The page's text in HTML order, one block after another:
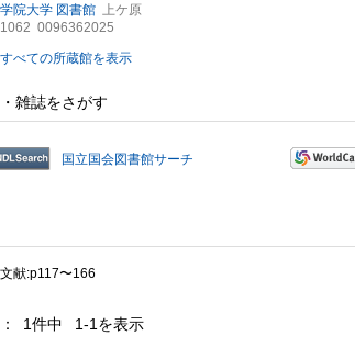
院大学 図書館
上ケ原
0096362025
すべての所蔵館を表示
雑誌をさがす
国立国会図書館サーチ
献:p117〜166
： 1件中 1-1を表示